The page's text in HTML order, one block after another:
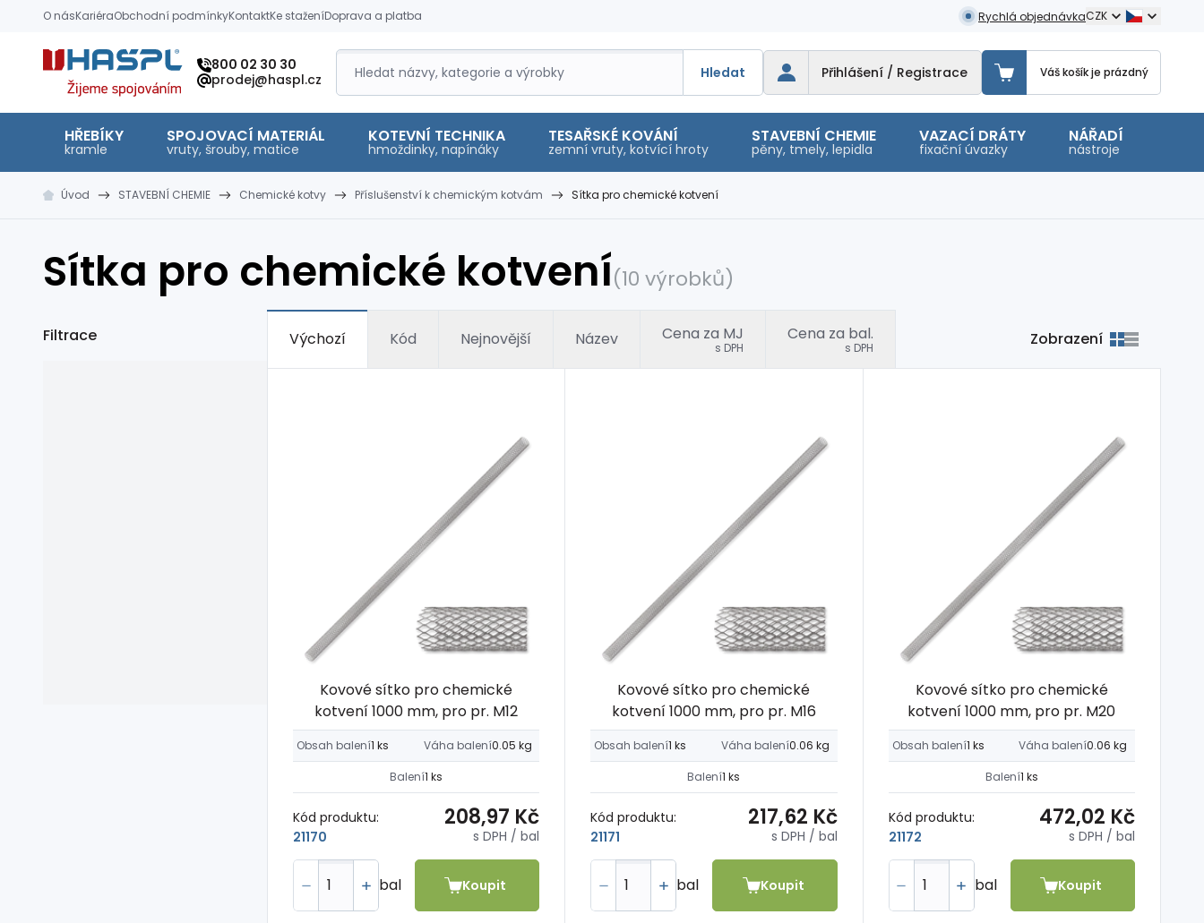
O násKariéraObchodní podmínkyKontaktKe staženíDoprava a platba Rychlá objednávkaCZK
Hašpl
800 02 30 30
prodej@haspl.cz
Hledat Přihlášení / Registrace Váš košík je prázdný
HŘEBÍKY
kramle
SPOJOVACÍ MATERIÁL
vruty, šrouby, matice
KOTEVNÍ TECHNIKA
hmoždinky, napínáky
TESAŘSKÉ KOVÁNÍ
zemní vruty, kotvící hroty
STAVEBNÍ CHEMIE
pěny, tmely, lepidla
VAZACÍ DRÁTY
fixační úvazky
NÁŘADÍ
nástroje
Úvod STAVEBNÍ CHEMIE Chemické kotvy Příslušenství k chemickým kotvám Sítka pro chemické kotvení
Sítka pro chemické kotvení(10 výrobků)
Filtrace Výchozí Kód Nejnovější Název Cena za MJ
s DPH
Cena za bal.
s DPH Zobrazení
Kovové sítko pro chemické
kotvení 1000 mm, pro pr. M12
Obsah balení1 ks Váha balení0.05 kg
Balení1 ks
Kód produktu:
21170
208,97 Kč
s DPH / bal
bal Koupit
Kovové sítko pro chemické
kotvení 1000 mm, pro pr. M16
Obsah balení1 ks Váha balení0.06 kg
Balení1 ks
Kód produktu:
21171
217,62 Kč
s DPH / bal
bal Koupit
Kovové sítko pro chemické
kotvení 1000 mm, pro pr. M20
Obsah balení1 ks Váha balení0.06 kg
Balení1 ks
Kód produktu:
21172
472,02 Kč
s DPH / bal
bal Koupit